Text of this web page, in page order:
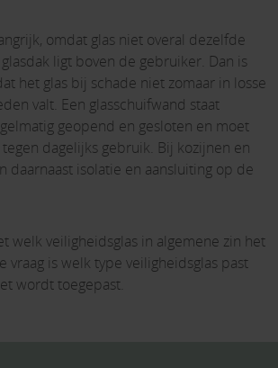
omdat glas niet overal dezelfde
ligt boven de gebruiker. Dan is
het glas bij schade niet zomaar in losse
valt. Een glasschuifwand staat
geopend en gesloten en moet
dagelijks gebruik. Bij kozijnen en
daarnaast isolatie en aansluiting op de
welk veiligheidsglas in algemene zin het
vraag is welk type veiligheidsglas past
wordt toegepast.